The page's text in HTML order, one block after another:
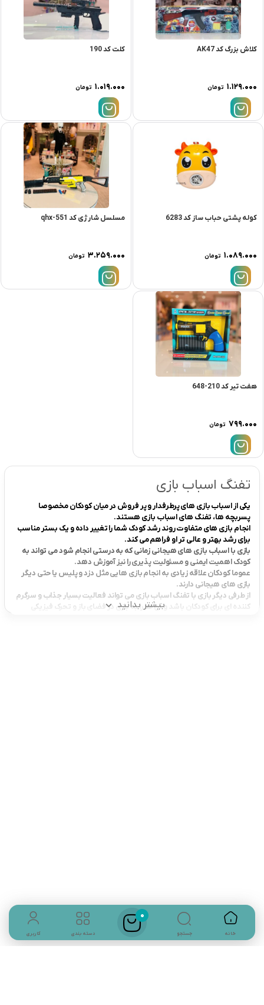
کلاش بزرگ کد AK47
۱.۱۲۹.۰۰۰ تومان
کلت کد 190
۱.۰۱۹.۰۰۰ تومان
کوله پشتی حباب ساز کد 6283
۱.۰۸۹.۰۰۰ تومان
مسلسل شارژی کد qhx-551
۳.۲۵۹.۰۰۰ تومان
هفت تیر کد 210-648
۷۹۹.۰۰۰ تومان
تفنگ اسباب بازی
یکی از اسباب بازی های پرطرفدار و پر فروش در میان کودکان مخصوصا
پسربچه ها، تفنگ های اسباب بازی هستند.
انجام بازی های متفاوت روند رشد کودک شما را تغییر داده و یک بستر مناسب
برای رشد بهتر و عالی تر او فراهم می کند.
بازی با اسباب بازی های هیجانی زمانی که به درستی انجام شود می تواند به
کودک اهمیت ایمنی و مسئولیت پذیری را نیز آموزش دهد.
عموما کودکان علاقه زیادی به انجام بازی هایی مثل دزد و پلیس یا حتی دیگر
بازی های هیجانی دارند.
از طرفی دیگر بازی با تفنگ اسباب بازی می تواند فعالیت بسیار جذاب و سرگرم
کننده ای برای کودکان باشد و آن ها را به بازی در فضای باز و تحرک فیزیکی
یک نمونه اصلی از تفنگ های اسباب بازی، نوع ساچمه ای است که عمدتا در
جنس های پلاستیکی و فلزی تولید می شوند.
بیشتر بدانید
خانه جستجو
0
دسته بندی کاربری
تماس با ما
سوالات متداول